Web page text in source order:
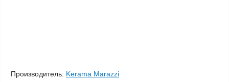
Производитель: Kerama Marazzi